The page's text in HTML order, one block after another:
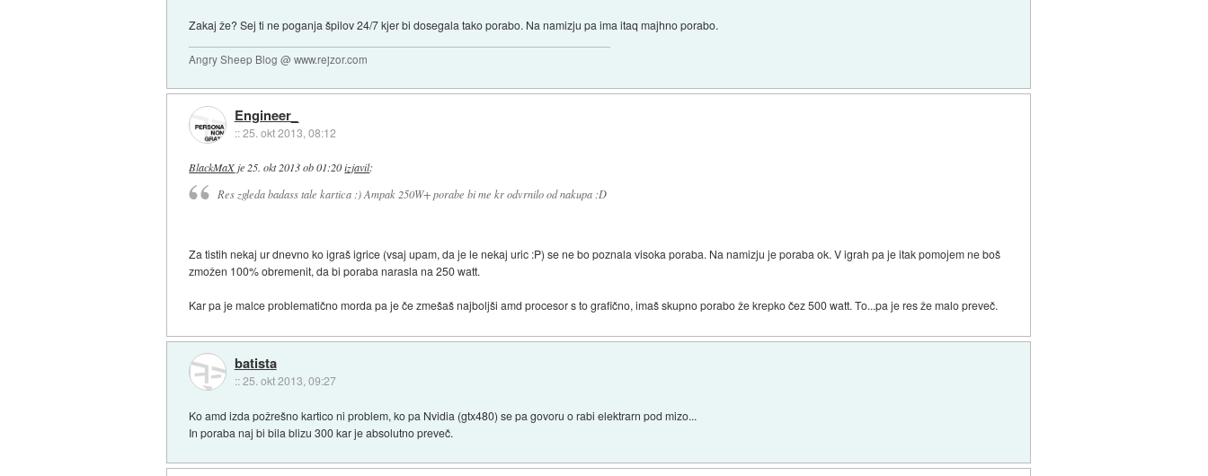
Zakaj že? Sej ti ne poganja špilov 24/7 kjer bi dosegala tako porabo. Na namizju pa ima itaq majhno porabo.
Angry Sheep Blog @ www.rejzor.com
Engineer_
::25. okt 2013, 08:12
BlackMaX je 25. okt 2013 ob 01:20 izjavil:
Res zgleda badass tale kartica :) Ampak 250W+ porabe bi me kr odvrnilo od nakupa :D
Za tistih nekaj ur dnevno ko igraš igrice (vsaj upam, da je le nekaj uric :P) se ne bo poznala visoka poraba. Na namizju je poraba ok. V igrah pa je itak pomojem ne boš
zmožen 100% obremenit, da bi poraba narasla na 250 watt.
Kar pa je malce problematično morda pa je če zmešaš najboljši amd procesor s to grafično, imaš skupno porabo že krepko čez 500 watt. To...pa je res že malo preveč.
batista
::25. okt 2013, 09:27
Ko amd izda požrešno kartico ni problem, ko pa Nvidia (gtx480) se pa govoru o rabi elektrarn pod mizo...
In poraba naj bi bila blizu 300 kar je absolutno preveč.